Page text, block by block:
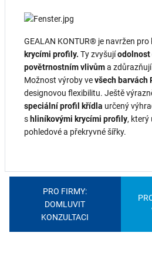
GEALAN KONTUR® je navržen
krycími profily. Ty zvyšujíodolnost
povětrnostním vlivůma
Možnost výroby vevšech barvách
designovou flexibilitu. Ještě
speciální profil křídla určený
s hliníkovými krycími profily, který
pohledové a překryvné šířky.
PRO FIRMY:
DOMLUVIT
KONZULTACI